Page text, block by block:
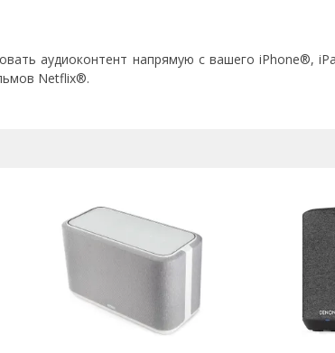
аудиоконтент напрямую с вашего iPhone®,
Netflix®.